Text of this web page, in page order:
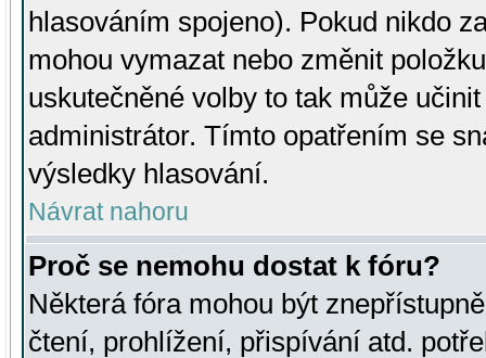
hlasováním spojeno). Pokud nikdo
mohou vymazat nebo změnit
uskutečněné volby to tak může
administrátor. Tímto opatřením se
výsledky hlasování.
Návrat nahoru
Proč se nemohu dostat k fóru?
Některá fóra mohou být
čtení, prohlížení, přispívání atd.